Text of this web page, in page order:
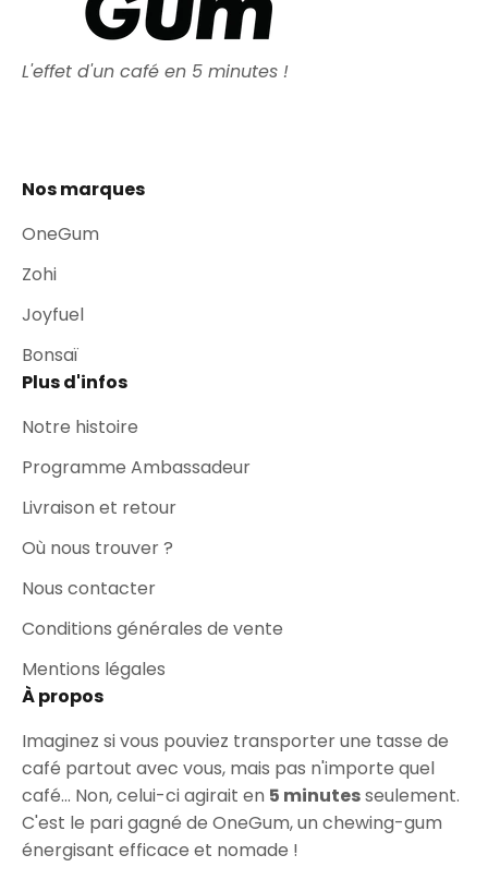
L'effet d'un café en 5 minutes !
Nos marques
OneGum
Zohi
Joyfuel
Bonsaï
Plus d'infos
Notre histoire
Programme Ambassadeur
Livraison et retour
Où nous trouver ?
Nous contacter
Conditions générales de vente
Mentions légales
À propos
Imaginez si vous pouviez transporter une tasse de
café partout avec vous, mais pas n'importe quel
café... Non, celui-ci agirait en 5 minutesseulement.
C'est le pari gagné de OneGum, un chewing-gum
énergisant efficace et nomade !